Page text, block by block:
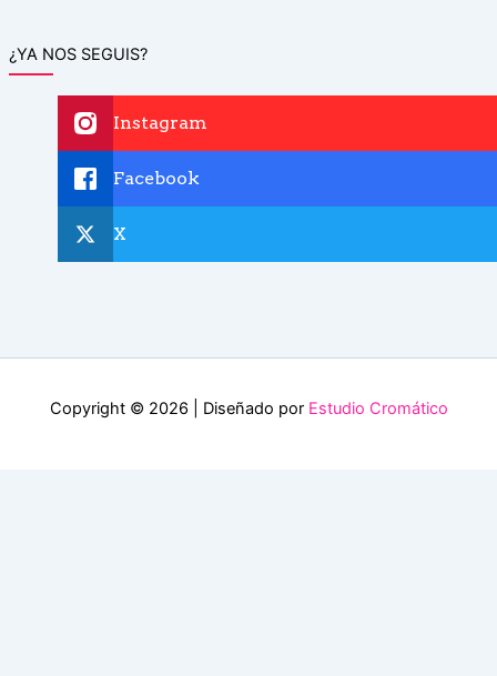
¿YA NOS SEGUIS?
Instagram
Facebook
X
Copyright © 2026 | Diseñado por Estudio Cromático